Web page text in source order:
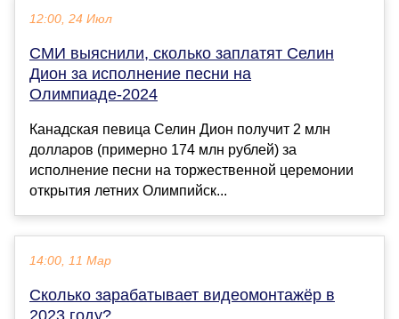
12:00, 24 Июл
СМИ выяснили, сколько заплатят Селин
Дион за исполнение песни на
Олимпиаде-2024
Канадская певица Селин Дион получит 2 млн
долларов (примерно 174 млн рублей) за
исполнение песни на торжественной церемонии
открытия летних Олимпийск...
14:00, 11 Мар
Сколько зарабатывает видеомонтажёр в